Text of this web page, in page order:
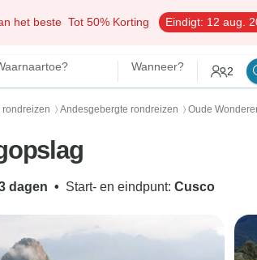
het beste Tot 50% Korting Eindigt: 12 aug.
Wanneer? 2
rondreizen 〉 Andesgebergte rondreizen 〉 Oude
dagen • Start- en eindpunt: Cusco